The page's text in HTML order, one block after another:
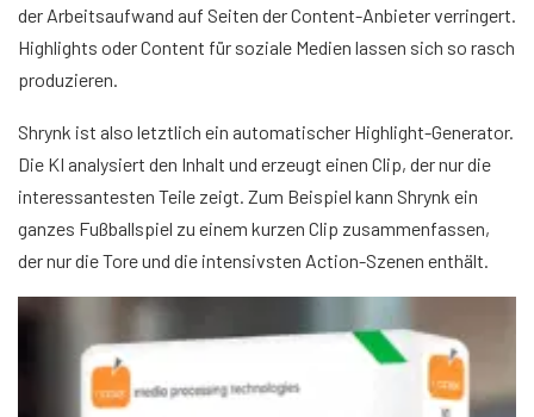
der Arbeitsaufwand auf Seiten der Content-Anbieter verringert.
Highlights oder Content für soziale Medien lassen sich so rasch
produzieren.
Shrynk ist also letztlich ein automatischer Highlight-Generator.
Die KI analysiert den Inhalt und erzeugt einen Clip, der nur die
interessantesten Teile zeigt. Zum Beispiel kann Shrynk ein
ganzes Fußballspiel zu einem kurzen Clip zusammenfassen,
der nur die Tore und die intensivsten Action-Szenen enthält.